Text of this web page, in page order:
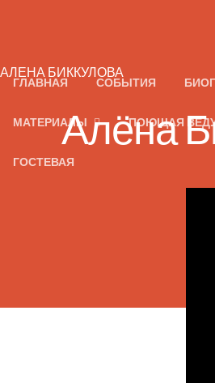
АЛЕНА БИККУЛОВА
ГЛАВНАЯ СОБЫТИЯ
МАТЕРИАЛЫ ПОЮЩАЯ
ГОСТЕВАЯ
Алёна